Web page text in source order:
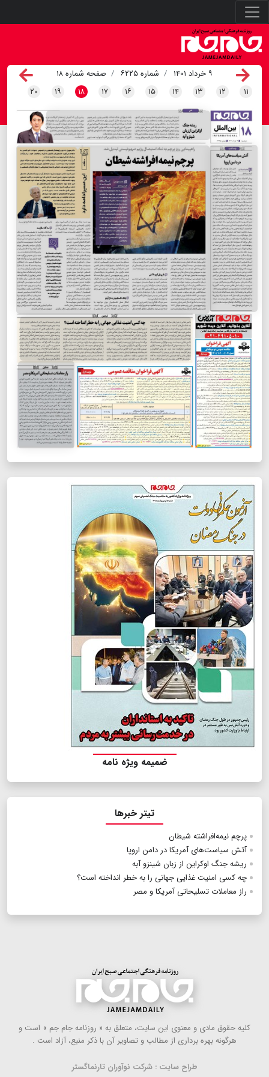
۹ خرداد ۱۴۰۱ شماره ۶۲۲۵
صفحه شماره ۱۸
۱۱ ۱۲ ۱۳ ۱۴ ۱۵ ۱۶ ۱۷ ۱۸ ۱۹ ۲۰
ضمیمه ویژه نامه
تیتر خبرها
پرچم نیمه‌افراشته شیطان
آتش سیاست‌های آمریکا در دامن اروپا
ریشه جنگ اوکراین از زبان شینزو آبه
چه کسی امنیت غذایی جهانی را به خطر انداخته است؟
راز معاملات تسلیحاتی آمریکا و مصر
كلیه حقوق مادی و معنوی این سایت، متعلق به « روزنامه جام جم » است و
هرگونه بهره ‌برداری از مطالب و تصاویر آن با ذكر منبع، آزاد است .
طراح سایت : شرکت نوآوران تارنماگستر